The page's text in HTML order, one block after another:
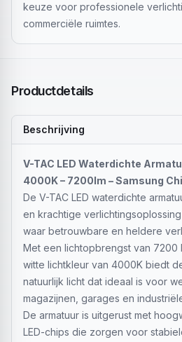
keuze voor professionele
commerciële ruimtes.
Productdetails
Beschrijving
V-TAC LED Waterdichte
4000K – 7200lm – Samsung
De V-TAC LED waterdichte
en krachtige
waar betrouwbare en heldere
Met een lichtopbrengst van 7200
witte lichtkleur van 4000K biedt
natuurlijk licht dat ideaal is voor
magazijnen, garages en
De armatuur is uitgerust met
LED-chips die zorgen voor